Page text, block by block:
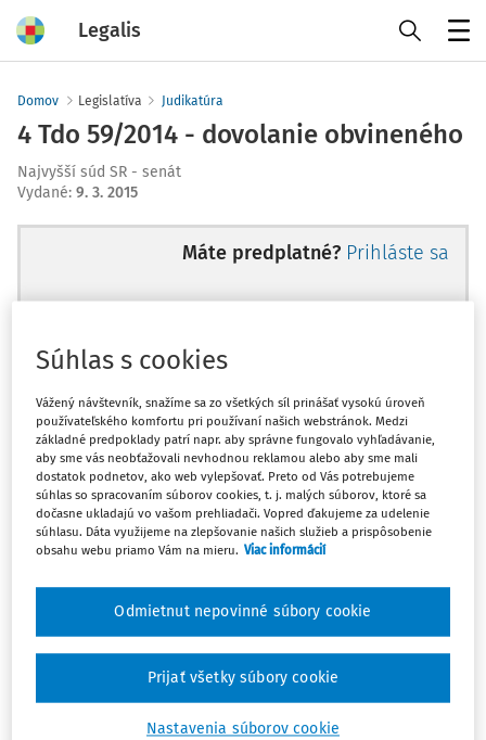
Legalis
Domov Legislatíva Judikatúra
4 Tdo 59/2014 - dovolanie obvineného
Najvyšší súd SR - senát
Vydané: 9. 3. 2015
Máte predplatné? Prihláste sa
Ups, zatiaľ ste si prečítali len
začiatok...
Celý odborný obsah z tejto oblasti je
dostupný predplatiteľom portálu.
obsahu a získajte prístup na 10 dní
zdarma, stačí sa len zaregistrovať.
Vďaka registrácii získate prístup aj k
vybranému obsahu:
Súhlas s cookies
Vážený návštevník, snažíme sa zo všetkých síl prinášať vysokú úroveň
používateľského komfortu pri používaní našich webstránok. Medzi
základné predpoklady patrí napr. aby správne fungovalo vyhľadávanie,
aby sme vás neobťažovali nevhodnou reklamou alebo aby sme mali
dostatok podnetov, ako web vylepšovať. Preto od Vás potrebujeme
súhlas so spracovaním súborov cookies, t. j. malých súborov, ktoré sa
dočasne ukladajú vo vašom prehliadači. Vopred ďakujeme za udelenie
súhlasu. Dáta využijeme na zlepšovanie našich služieb a prispôsobenie
obsahu webu priamo Vám na mieru. Viac informácií
Nastavenia súborov cookie
Odmietnut nepovinné súbory cookie
Prijať všetky súbory cookie